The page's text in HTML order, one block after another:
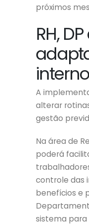
próximos
RH,
A
alterar
gestão
Na área de
poderá
controle das
benefícios e
sistema